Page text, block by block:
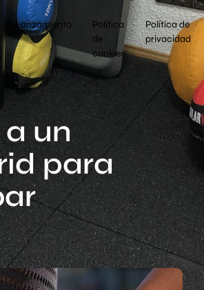
Lanzamiento
Política
de
cookies
Política de
privacidad
un
para